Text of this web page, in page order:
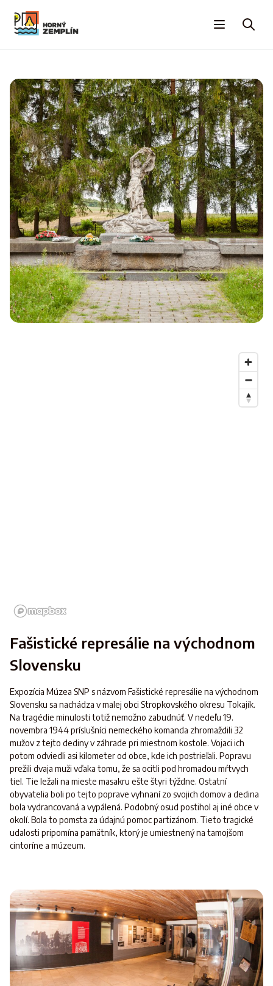
Fašistické represálie na východnom
Slovensku
Expozícia Múzea SNP s názvom Fašistické represálie na východnom
Slovensku sa nachádza v malej obci Stropkovského okresu Tokajík.
Na tragédie minulosti totiž nemožno zabudnúť. V nedeľu 19.
novembra 1944 príslušníci nemeckého komanda zhromaždili 32
mužov z tejto dediny v záhrade pri miestnom kostole. Vojaci ich
potom odviedli asi kilometer od obce, kde ich postrieľali. Popravu
prežili dvaja muži vďaka tomu, že sa ocitli pod hromadou mŕtvych
tiel. Tie ležali na mieste masakru ešte štyri týždne. Ostatní
obyvatelia boli po tejto poprave vyhnaní zo svojich domov a dedina
bola vydrancovaná a vypálená. Podobný osud postihol aj iné obce v
okolí. Bola to pomsta za údajnú pomoc partizánom. Tieto tragické
udalosti pripomína pamätník, ktorý je umiestnený na tamojšom
cintoríne a múzeum.